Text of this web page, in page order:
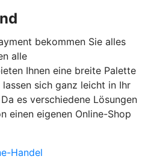
bekommen Sie alles
alle
Ihnen eine breite Palette
sich ganz leicht in Ihr
es verschiedene Lösungen
einen eigenen Online-Shop
Handel